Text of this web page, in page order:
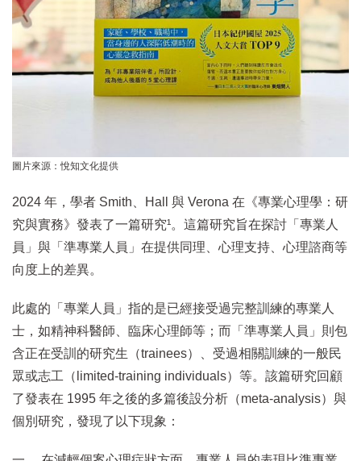
圖片來源：悅知文化提供
2024 年，學者 Smith、Hall 與 Verona 在《專業心理學：研
究與實務》發表了一篇研究¹。這篇研究旨在探討「專業人
員」與「準專業人員」在提供同理、心理支持、心理諮商等
向度上的差異。
此處的「專業人員」指的是已經接受過完整訓練的專業人
士，如精神科醫師、臨床心理師等；而「準專業人員」則包
含正在受訓的研究生（trainees）、受過相關訓練的一般民
眾或志工（limited-training individuals）等。該篇研究回顧
了發表在 1995 年之後的多篇後設分析（meta-analysis）與
個別研究，發現了以下現象：